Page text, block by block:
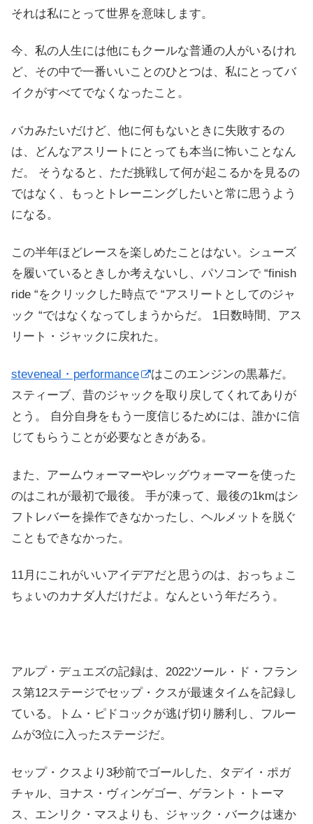
それは私にとって世界を意味します。
今、私の人生には他にもクールな普通の人がいるけれ
ど、その中で一番いいことのひとつは、私にとってバ
イクがすべてでなくなったこと。
バカみたいだけど、他に何もないときに失敗するの
は、どんなアスリートにとっても本当に怖いことなん
だ。 そうなると、ただ挑戦して何が起こるかを見るの
ではなく、もっとトレーニングしたいと常に思うよう
になる。
この半年ほどレースを楽しめたことはない。シューズ
を履いているときしか考えないし、パソコンで “finish
ride “をクリックした時点で “アスリートとしてのジャ
ック “ではなくなってしまうからだ。 1日数時間、アス
リート・ジャックに戻れた。
steveneal・performance
はこのエンジンの黒幕だ。
スティーブ、昔のジャックを取り戻してくれてありが
とう。 自分自身をもう一度信じるためには、誰かに信
じてもらうことが必要なときがある。
また、アームウォーマーやレッグウォーマーを使った
のはこれが最初で最後。 手が凍って、最後の1kmはシ
フトレバーを操作できなかったし、ヘルメットを脱ぐ
こともできなかった。
11月にこれがいいアイデアだと思うのは、おっちょこ
ちょいのカナダ人だけだよ。なんという年だろう。
アルプ・デュエズの記録は、2022ツール・ド・フラン
ス第12ステージでセップ・クスが最速タイムを記録し
ている。トム・ピドコックが逃げ切り勝利し、フルー
ムが3位に入ったステージだ。
セップ・クスより3秒前でゴールした、タデイ・ポガ
チャル、ヨナス・ヴィンゲゴー、ゲラント・トーマ
ス、エンリク・マスよりも、ジャック・バークは速か